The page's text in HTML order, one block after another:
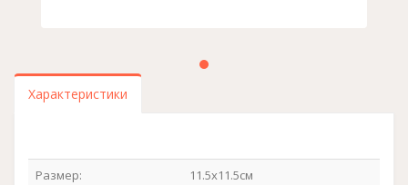
Характеристики
Размер: 11.5x11.5см